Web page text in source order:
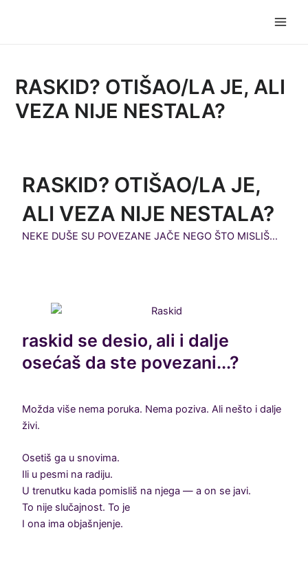
RASKID? OTIŠAO/LA JE, ALI
VEZA NIJE NESTALA?
RASKID? OTIŠAO/LA JE,
ALI VEZA NIJE NESTALA?
NEKE DUŠE SU POVEZANE JAČE NEGO ŠTO MISLIŠ…
raskid se desio, ali i dalje
osećaš da ste povezani...?
Možda više nema poruka. Nema poziva. Ali nešto i dalje
živi.
Osetiš ga u snovima.
Ili u pesmi na radiju.
U trenutku kada pomisliš na njega — a on se javi.
To nije slučajnost. To je
I ona ima objašnjenje.